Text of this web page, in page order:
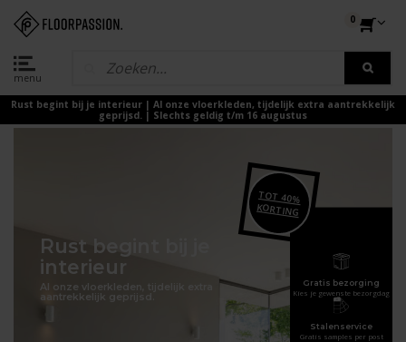
menu
0
Rust begint bij je interieur | Al onze vloerkleden, tijdelijk extra aantrekkelijk
geprijsd. | Slechts geldig t/m 16 augustus
Rust begint bij je
interieur
Al onze vloerkleden, tijdelijk extra
aantrekkelijk geprijsd.
TOT 40%
KORTING
Gratis bezorging
Kies je gewenste bezorgdag
Stalenservice
Gratis samples per post